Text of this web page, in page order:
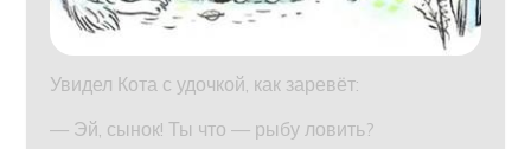
Увидел Кота с удочкой, как заревёт:
— Эй, сынок! Ты что — рыбу ловить?